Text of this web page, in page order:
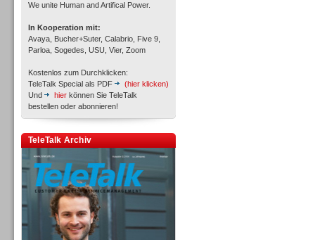
We unite Human and Artifical Power.
In Kooperation mit:
Avaya, Bucher+Suter, Calabrio, Five 9,
Parloa, Sogedes, USU, Vier, Zoom
Kostenlos zum Durchklicken:
TeleTalk Special als PDF
(hier klicken)
Und
hier können Sie TeleTalk
bestellen oder abonnieren!
TeleTalk Archiv
Inbound
Inbound